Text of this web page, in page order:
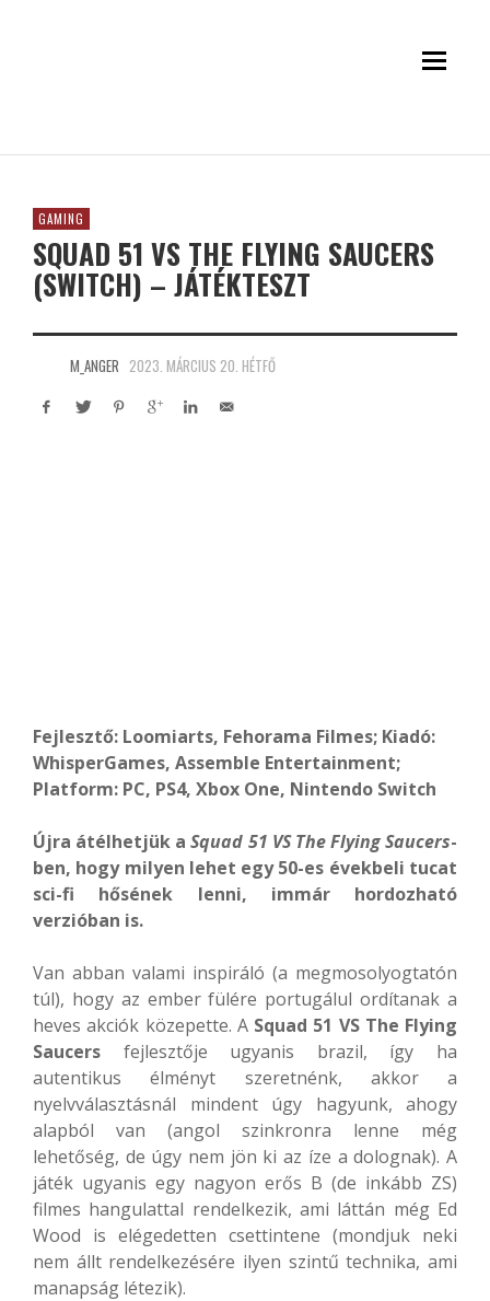
GAMING
SQUAD 51 VS THE FLYING SAUCERS
(SWITCH) – JÁTÉKTESZT
M_ANGER 2023. MÁRCIUS 20. HÉTFŐ
Fejlesztő: Loomiarts, Fehorama Filmes; Kiadó:
WhisperGames, Assemble Entertainment;
Platform: PC, PS4, Xbox One, Nintendo Switch
Újra átélhetjük aSquad 51 VS The Flying Saucers-
ben, hogy milyen lehet egy 50-es évekbeli tucat
sci-fi hősének lenni, immár hordozható
verzióban is.
Van abban valami inspiráló (a megmosolyogtatón
túl), hogy az ember fülére portugálul ordítanak a
heves akciók közepette. A Squad 51 VS The Flying
Saucers fejlesztője ugyanis brazil, így ha
autentikus élményt szeretnénk, akkor a
nyelvválasztásnál mindent úgy hagyunk, ahogy
alapból van (angol szinkronra lenne még
lehetőség, de úgy nem jön ki az íze a dolognak). A
játék ugyanis egy nagyon erős B (de inkább ZS)
filmes hangulattal rendelkezik, ami láttán még Ed
Wood is elégedetten csettintene (mondjuk neki
nem állt rendelkezésére ilyen szintű technika, ami
manapság létezik).